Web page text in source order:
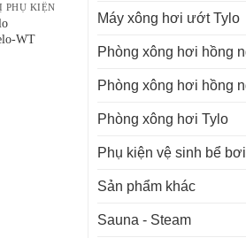
Máy xông hơi ướt Tylo
Phòng xông hơi hồng
Phòng xông hơi hồng
Phòng xông hơi Tylo
Phụ kiện vệ sinh bể bơi
Sản phẩm khác
Sauna - Steam
PHỤ KIỆN
WT